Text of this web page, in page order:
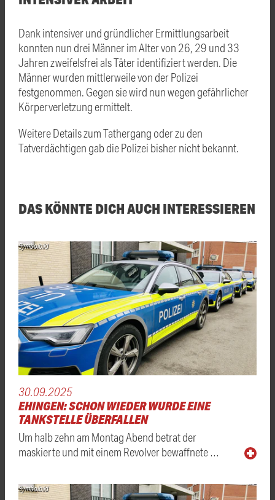
Dank intensiver und gründlicher Ermittlungsarbeit
konnten nun drei Männer im Alter von 26, 29 und 33
Jahren zweifelsfrei als Täter identifiziert werden. Die
Männer wurden mittlerweile von der Polizei
festgenommen. Gegen sie wird nun wegen gefährlicher
Körperverletzung ermittelt.
Weitere Details zum Tathergang oder zu den
Tatverdächtigen gab die Polizei bisher nicht bekannt.
DAS KÖNNTE DICH AUCH INTERESSIEREN
Symbolbild
30.09.2025
EHINGEN: SCHON WIEDER WURDE EINE
TANKSTELLE ÜBERFALLEN
Um halb zehn am Montag Abend betrat der
maskierte und mit einem Revolver bewaffnete …
Symbolbild